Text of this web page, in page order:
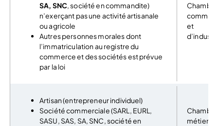
SA, SNC, société en commandite)
n’exerçant pas une activité artisanale
ou agricole
Autres personnes morales dont
l’immatriculation au registre du
commerce et des sociétés est prévue
par la loi
et
Artisan (entrepreneur individuel)
Société commerciale (SARL, EURL,
SASU, SAS, SA, SNC, société en
métiers